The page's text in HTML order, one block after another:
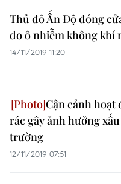
Thủ đô Ấn Độ đóng
do ô nhiễm không khí
14/11/2019 11:20
Cận cảnh
rác gây ảnh hưởng
trường
12/11/2019 07:51